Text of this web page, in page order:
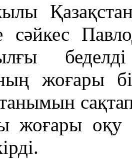
сәйкес
жоғары
жоғары оқу